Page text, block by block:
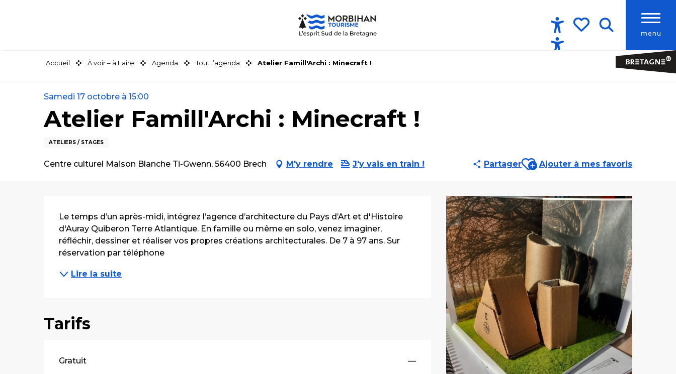
menu
Accessibilité
Accueil À voir – à Faire Agenda Tout l’agenda Atelier Famill'Archi : Minecraft !
Samedi 17 octobre à 15:00
Atelier Famill'Archi : Minecraft !
ATELIERS / STAGES
Centre culturel Maison Blanche Ti-Gwenn, 56400 Brech M'y rendre J'y vais en train ! PartagerAjouter aux favoris
Ajouter à mes favoris
Description
Le temps d’un après-midi, intégrez l’agence d’architecture du Pays d’Art et d'Histoire
d'Auray Quiberon Terre Atlantique. En famille ou même en solo, venez imaginer,
réfléchir, dessiner et réaliser vos propres créations architecturales. De 7 à 97 ans. Sur
réservation par téléphone
Lire la suite
Tarifs
Gratuit —